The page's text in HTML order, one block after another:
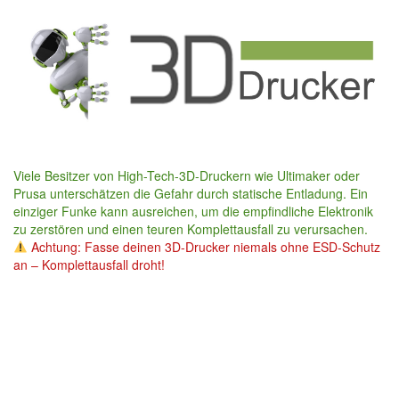
content
Viele Besitzer von High-Tech-3D-Druckern wie Ultimaker oder
Prusa unterschätzen die Gefahr durch statische Entladung. Ein
einziger Funke kann ausreichen, um die empfindliche Elektronik
zu zerstören und einen teuren Komplettausfall zu verursachen.
Achtung: Fasse deinen 3D-Drucker niemals ohne ESD-Schutz
an – Komplettausfall droht!